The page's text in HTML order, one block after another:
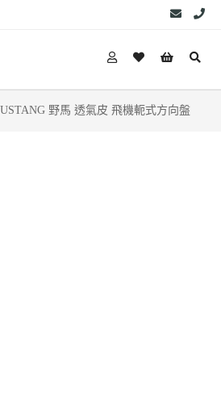
野馬 透氣皮 飛機軛式方向盤